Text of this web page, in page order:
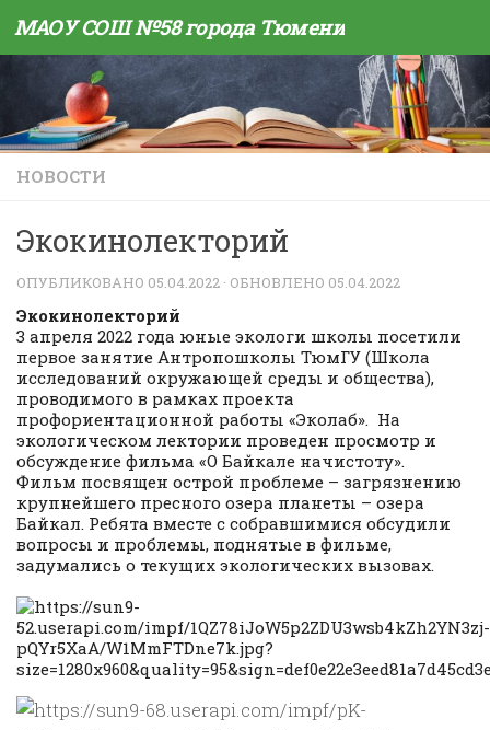
Skip to content
МАОУ СОШ №58 города Тюмени
НОВОСТИ
Экокинолекторий
ОПУБЛИКОВАНО 05.04.2022 · ОБНОВЛЕНО 05.04.2022
Экокинолекторий
3 апреля 2022 года юные экологи школы посетили
первое занятие Антропошколы ТюмГУ (Школа
исследований окружающей среды и общества),
проводимого в рамках проекта
профориентационной работы «Эколаб». На
экологическом лектории проведен просмотр и
обсуждение фильма «О Байкале начистоту».
Фильм посвящен острой проблеме – загрязнению
крупнейшего пресного озера планеты – озера
Байкал. Ребята вместе с собравшимися обсудили
вопросы и проблемы, поднятые в фильме,
задумались о текущих экологических вызовах.